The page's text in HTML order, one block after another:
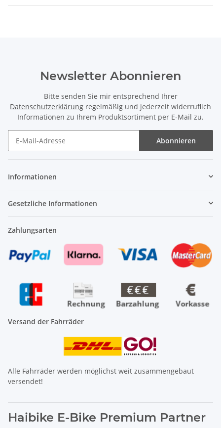
Newsletter Abonnieren
Bitte senden Sie mir entsprechend Ihrer
Datenschutzerklärung regelmäßig und jederzeit widerruflich
Informationen zu Ihrem Produktsortiment per E-Mail zu.
Abonnieren
Informationen
Gesetzliche Informationen
Zahlungsarten
Versand der Fahrräder
Alle Fahrräder werden möglichst weit zusammengebaut
versendet!
Haibike E-Bike Premium Partner